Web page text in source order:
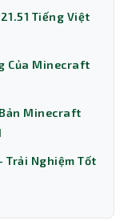
Tiếng Việt
Của Minecraft
Minecraft
Trải Nghiệm Tốt